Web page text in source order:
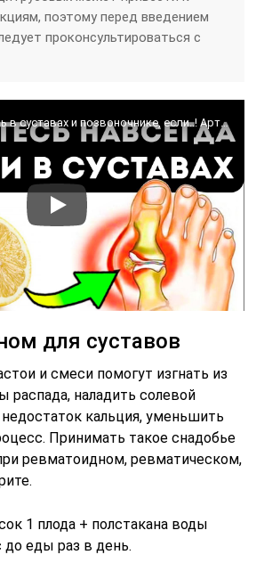
поэтому перед введением
проконсультироваться с
Лимон растворит боль в суставах и позвоночнике, если..! Артроз, артрит, остеохондроз, подагра и…
для суставов
и смеси помогут изгнать из
распада, наладить солевой
кальция, уменьшить
Принимать такое снадобье
ревматоидном, ревматическом,
1 плода + полстакана воды
до еды раз в день.